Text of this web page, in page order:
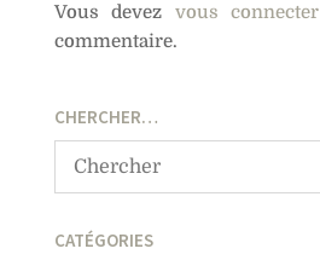
Vous devez vous connecter
commentaire.
CHERCHER…
CATÉGORIES